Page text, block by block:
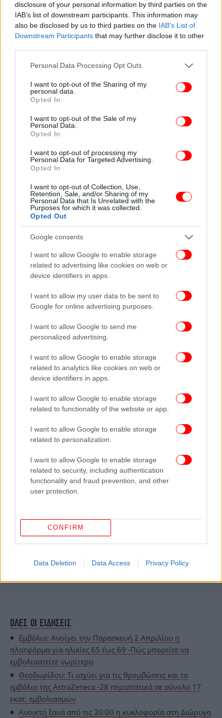
disclosure of your personal information by third parties on the
IAB’s list of downstream participants. This information may
also be disclosed by us to third parties on the IAB’s List of
Downstream Participants that may further disclose it to other
Please note that this website/app uses one or more Google
not limited to your visit or usage behaviour. You may click to
grant or deny consent to Google and its third-party tags to
use your data for below specified purposes in below Google
consent section.
Personal Data Processing Opt Outs
I want to opt-out of the Sharing of my
personal data.
Opted In
I want to opt-out of the Sale of my
Personal Data.
Opted In
I want to opt-out of processing my
Personal Data for Targeted Advertising.
Opted In
I want to opt-out of Collection, Use,
Retention, Sale, and/or Sharing of my
Personal Data that Is Unrelated with the
Purposes for which it was collected.
Opted Out
Google consents
I want to allow Google to enable storage
related to advertising like cookies on web or
device identifiers in apps.
I want to allow my user data to be sent to
Google for online advertising purposes.
I want to allow Google to send me
personalized advertising.
I want to allow Google to enable storage
related to analytics like cookies on web or
device identifiers in apps.
I want to allow Google to enable storage
related to functionality of the website or app.
I want to allow Google to enable storage
related to personalization.
I want to allow Google to enable storage
related to security, including authentication
functionality and fraud prevention, and other
user protection.
CONFIRM
Data Deletion Data Access Privacy Policy
Ο πρώην υπουργός Παιδείας πήρε τον λόγο και
αντέτεινε ότι δεν υπήρχε κομματική απόφαση,
αμφισβητώντας έτσι τη μέθοδο με την οποία
κατέληξε ο ΣΥΡΙΖΑ στην απόφαση.
καφές'' δεν είναι όργανο για να αποφασίσει. Από τη
στιγμή που δεν υπήρξε κομματική γραμμή έκανα
Σημειώνεται ότι η ΚΟ είναι ακόμα σε εξέλιξη και με
ιδιαίτερο ενδιαφέρον αναμένεται το κλείσιμο του
Αλέξη Τσίπρα.
ΠΟΛΙΤΙΚΗ 29/03/2021 18:10
Τσίπρας στην ΚΟ του ΣΥΡΙΖΑ: Είναι ταχεία η κυβερνητική
φθορά, αλλά η ΝΔ «δεν θα πέσει σαν ώριμο φρούτο»
«Τριγμοί» στον ΣΥΡΙΖΑ για Ελληνικό και προανακριτική Παππά
-Συνεδριάζει σήμερα η ΚΟ
ΟΛΕΣ ΟΙ ΕΙΔΗΣΕΙΣ
Εμβόλια: Ανοίγει την Παρασκευή 2 Απριλίου η
πλατφόρμα για ηλικίες 65 έως 69 -Πώς μπορείτε να
εμβολιαστείτε νωρίτερα
Θεοδωρίδου: Τι ισχύει για τις θρομβώσεις και το
εμβόλιο της AstraZeneca -28 περιστατικά σε σύνολο 17
εκατ. εμβολιασμών
Ανοικτή ξανά από τις 20:00 η κυκλοφορία στη Διώρυγα